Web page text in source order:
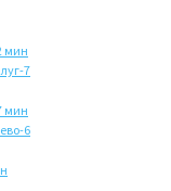
мин
7
мин
6